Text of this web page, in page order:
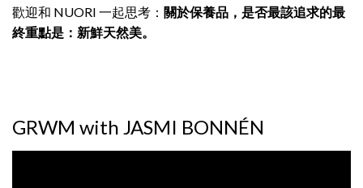
歡迎和 NUORI 一起思考： 關於保養品，是否最該追求的最
終重點是：新鮮天然美。
GRWM with JASMI BONNÉN